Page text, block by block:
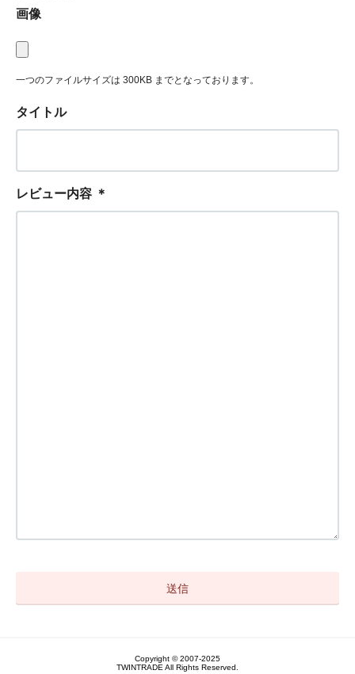
画像
一つのファイルサイズは 300KB までとなっております。
タイトル
レビュー内容 ＊
Copyright © 2007-2025
TWINTRADE All Rights Reserved.